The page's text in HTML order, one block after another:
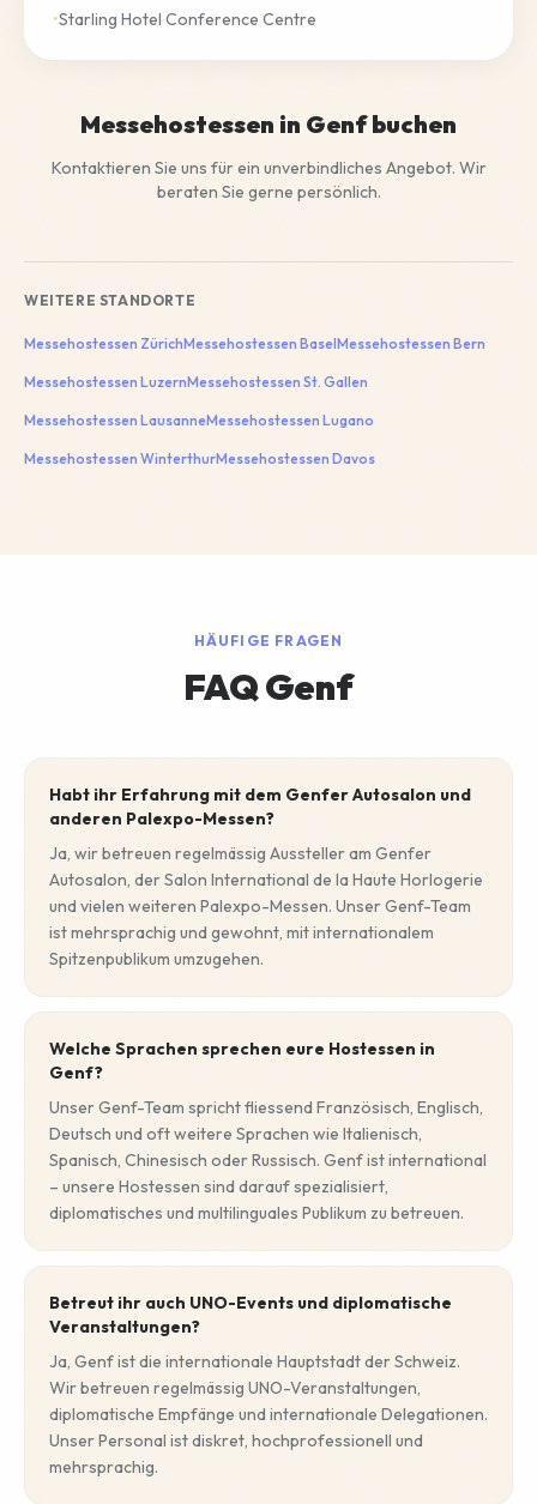
•Starling Hotel Conference Centre
Messehostessen in Genf buchen
Kontaktieren Sie uns für ein unverbindliches Angebot. Wir
beraten Sie gerne persönlich.
WEITERE STANDORTE
Messehostessen ZürichMessehostessen BaselMessehostessen Bern
Messehostessen LuzernMessehostessen St. Gallen
Messehostessen LausanneMessehostessen Lugano
Messehostessen WinterthurMessehostessen Davos
HÄUFIGE FRAGEN
FAQ Genf
Habt ihr Erfahrung mit dem Genfer Autosalon und
anderen Palexpo-Messen?
Ja, wir betreuen regelmässig Aussteller am Genfer
Autosalon, der Salon International de la Haute Horlogerie
und vielen weiteren Palexpo-Messen. Unser Genf-Team
ist mehrsprachig und gewohnt, mit internationalem
Spitzenpublikum umzugehen.
Welche Sprachen sprechen eure Hostessen in
Genf?
Unser Genf-Team spricht fliessend Französisch, Englisch,
Deutsch und oft weitere Sprachen wie Italienisch,
Spanisch, Chinesisch oder Russisch. Genf ist international
– unsere Hostessen sind darauf spezialisiert,
diplomatisches und multilinguales Publikum zu betreuen.
Betreut ihr auch UNO-Events und diplomatische
Veranstaltungen?
Ja, Genf ist die internationale Hauptstadt der Schweiz.
Wir betreuen regelmässig UNO-Veranstaltungen,
diplomatische Empfänge und internationale Delegationen.
Unser Personal ist diskret, hochprofessionell und
mehrsprachig.